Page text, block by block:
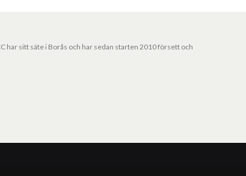
har sitt säte i Borås och har sedan starten 2010 försett och